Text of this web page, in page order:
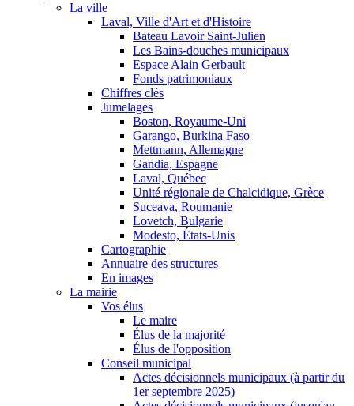
La ville
Laval, Ville d'Art et d'Histoire
Bateau Lavoir Saint-Julien
Les Bains-douches municipaux
Espace Alain Gerbault
Fonds patrimoniaux
Chiffres clés
Jumelages
Boston, Royaume-Uni
Garango, Burkina Faso
Mettmann, Allemagne
Gandia, Espagne
Laval, Québec
Unité régionale de Chalcidique, Grèce
Suceava, Roumanie
Lovetch, Bulgarie
Modesto, États-Unis
Cartographie
Annuaire des structures
En images
La mairie
Vos élus
Le maire
Élus de la majorité
Élus de l'opposition
Conseil municipal
Actes décisionnels municipaux (à partir du
1er septembre 2025)